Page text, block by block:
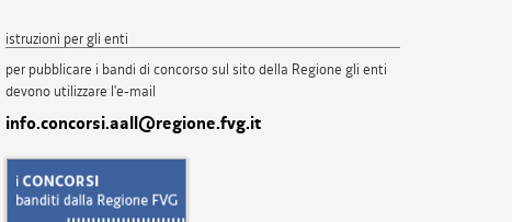
istruzioni per gli enti
per pubblicare i bandi di concorso sul sito della Regione gli enti
devono utilizzare l'e-mail
info.concorsi.aall@regione.fvg.it